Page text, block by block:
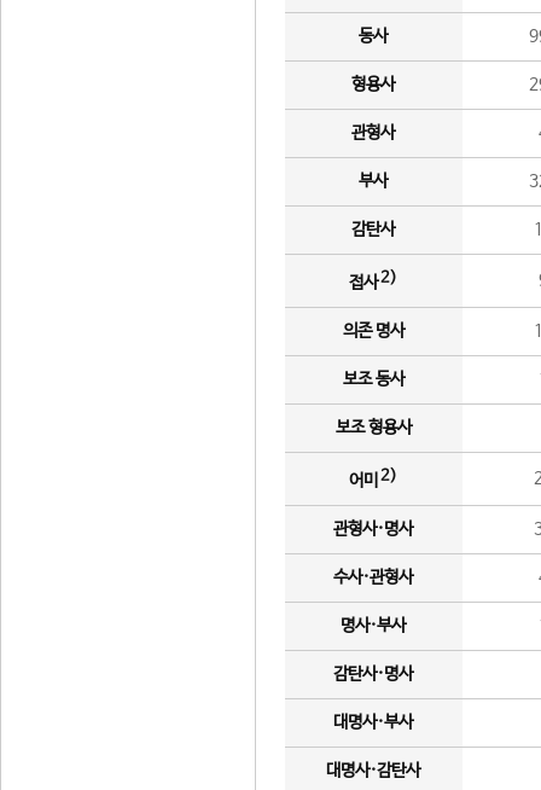
동사
형용사
관형사
부사
감탄사
접사2)
의존 명사
보조 동사
보조 형용사
어미 2)
관형사·명사
수사·관형사
명사·부사
감탄사·명사
대명사·부사
대명사·감탄사